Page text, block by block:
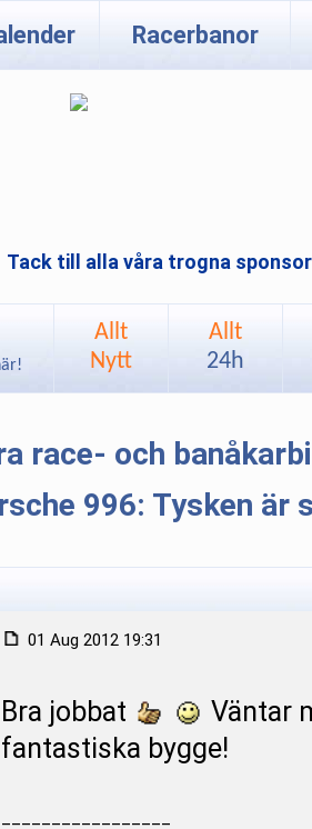
Racerbanor
Tack till alla våra trogna
Allt
Nytt
Allt
24h
race- och
996: Tysken är
01 Aug 2012 19:31
Bra jobbat
Väntar
fantastiska bygge!